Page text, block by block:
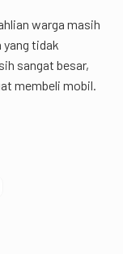
warga masih
yang tidak
sangat besar,
membeli mobil.